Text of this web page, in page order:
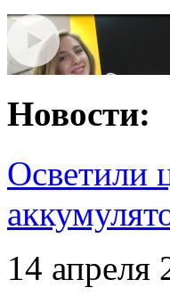
Новости:
Осветили
14 апреля